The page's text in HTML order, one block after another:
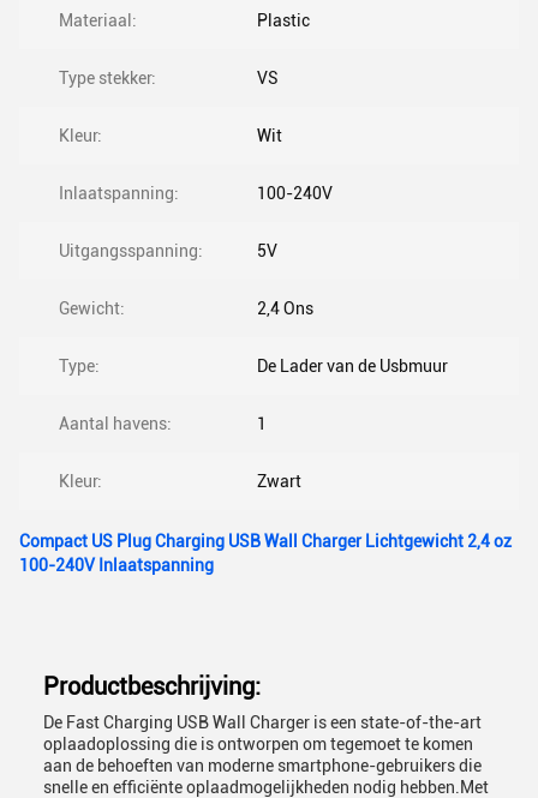
Materiaal: Plastic
Type stekker: VS
Kleur: Wit
Inlaatspanning: 100-240V
Uitgangsspanning: 5V
Gewicht: 2,4 Ons
Type: De Lader van de Usbmuur
Aantal havens: 1
Kleur: Zwart
Compact US Plug Charging USB Wall Charger Lichtgewicht 2,4 oz
100-240V Inlaatspanning
Productbeschrijving:
De Fast Charging USB Wall Charger is een state-of-the-art
oplaadoplossing die is ontworpen om tegemoet te komen
aan de behoeften van moderne smartphone-gebruikers die
snelle en efficiënte oplaadmogelijkheden nodig hebben.Met